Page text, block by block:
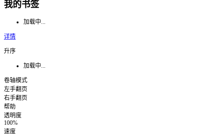
我的书签
加载中...
详情
升序
加载中...
卷轴模式
左手翻页
右手翻页
帮助
透明度
100%
速度